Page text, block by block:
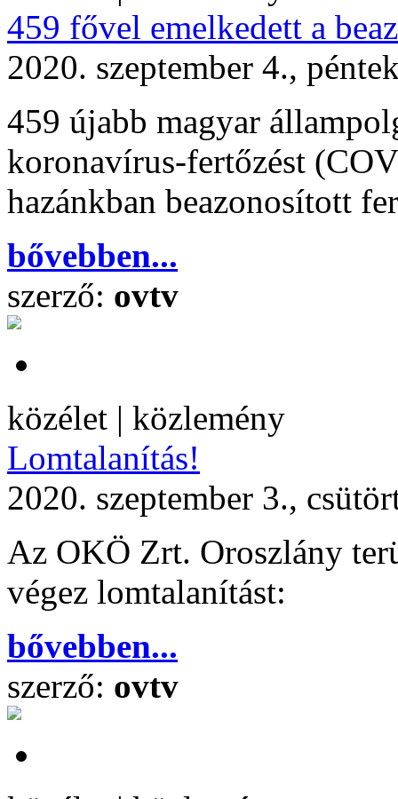
459 fővel emelkedett a
2020. szeptember 4.,
459 újabb magyar
koronavírus-fertőzést
hazánkban beazonosított
bővebben...
szerző: ovtv
közélet | közlemény
Lomtalanítás!
2020. szeptember 3.,
Az OKÖ Zrt. Oroszlány
végez lomtalanítást:
bővebben...
szerző: ovtv